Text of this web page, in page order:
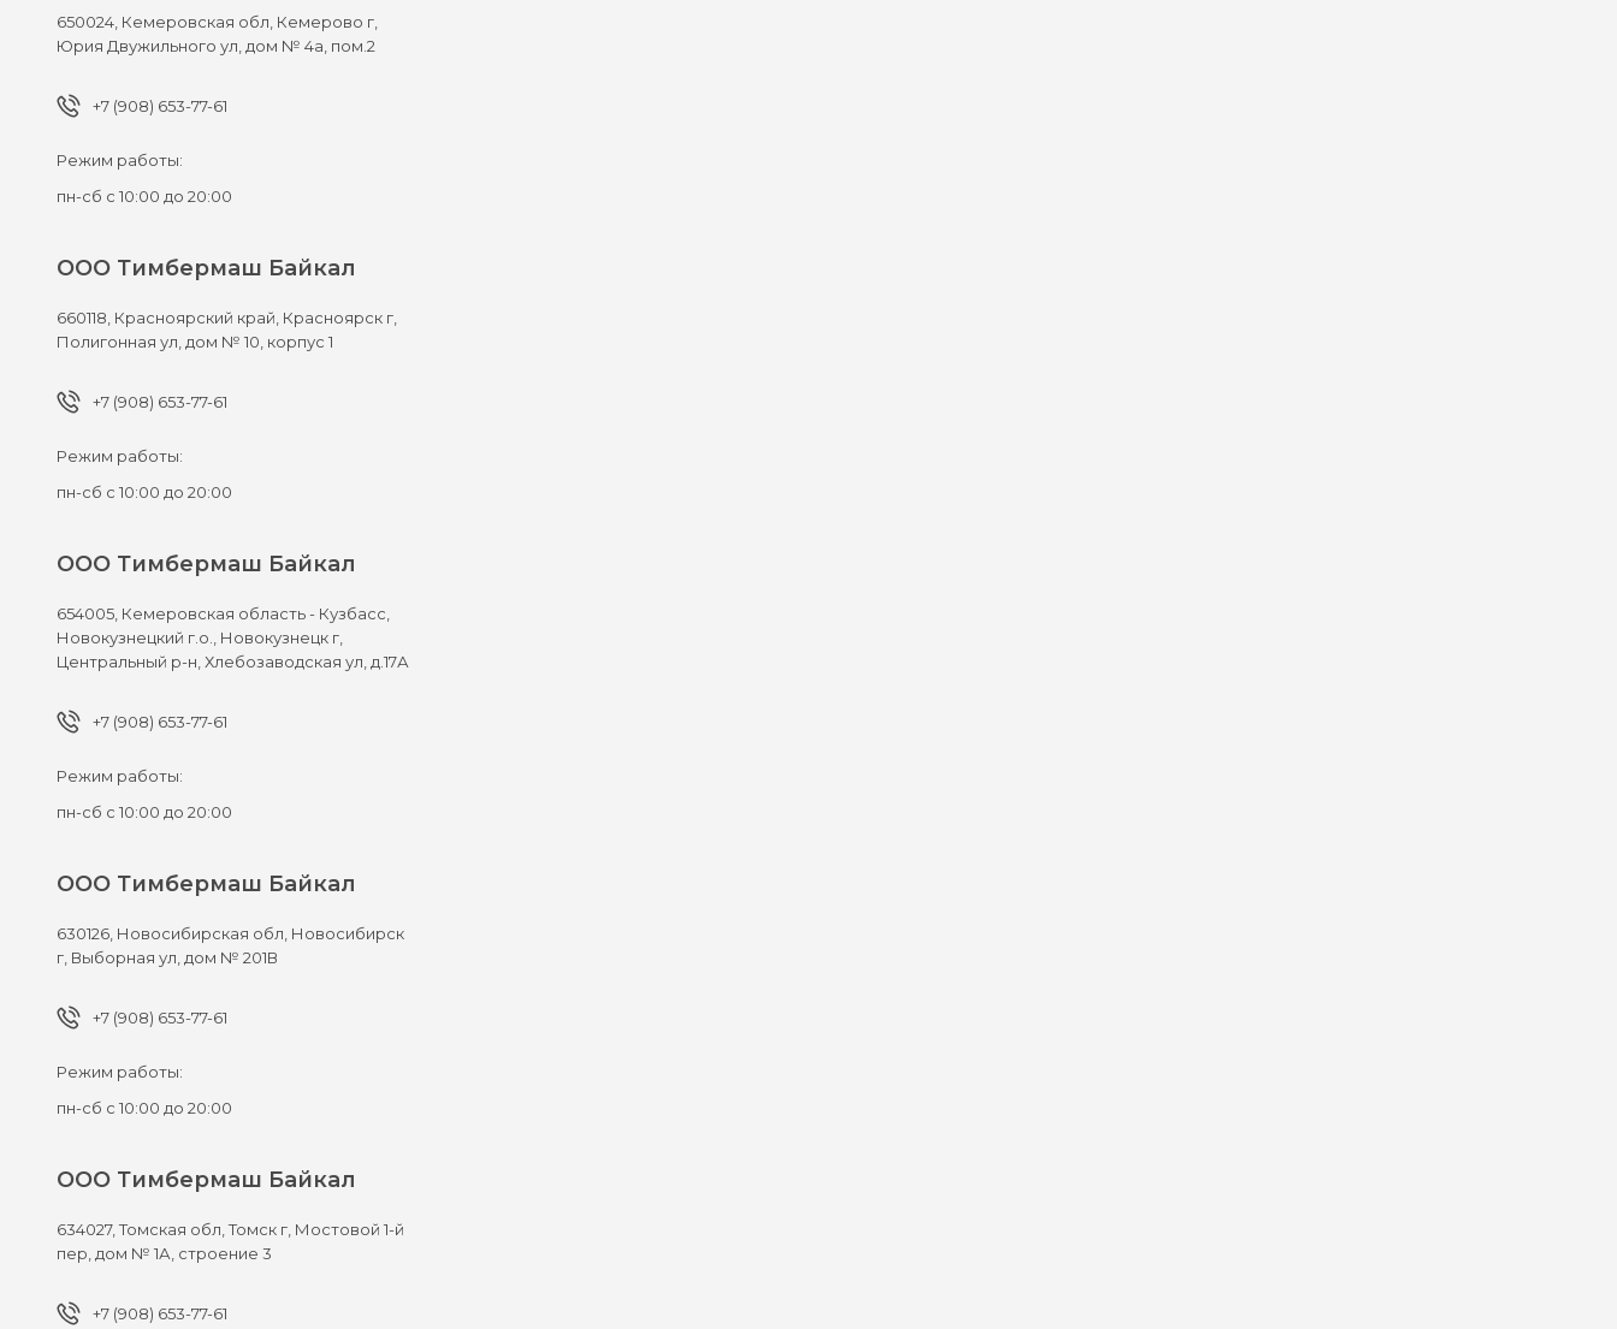
650024, Кемеровская обл, Кемерово г,
Юрия Двужильного ул, дом № 4а, пом.2
+7 (908) 653-77-61
Режим работы:
пн-сб с 10:00 до 20:00
ООО Тимбермаш Байкал
660118, Красноярский край, Красноярск г,
Полигонная ул, дом № 10, корпус 1
+7 (908) 653-77-61
Режим работы:
пн-сб с 10:00 до 20:00
ООО Тимбермаш Байкал
654005, Кемеровская область - Кузбасс,
Новокузнецкий г.о., Новокузнецк г,
Центральный р-н, Хлебозаводская ул, д.17А
+7 (908) 653-77-61
Режим работы:
пн-сб с 10:00 до 20:00
ООО Тимбермаш Байкал
630126, Новосибирская обл, Новосибирск
г, Выборная ул, дом № 201В
+7 (908) 653-77-61
Режим работы:
пн-сб с 10:00 до 20:00
ООО Тимбермаш Байкал
634027,Томская обл, Томск г, Мостовой 1-й
пер, дом № 1А, строение 3
+7 (908) 653-77-61